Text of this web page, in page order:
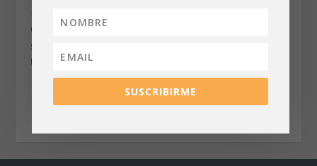
Cualquier cambio será publicado en esta misma
sección.
Última actualización: 6 de junio de 2025.
SUSCRIBIRME